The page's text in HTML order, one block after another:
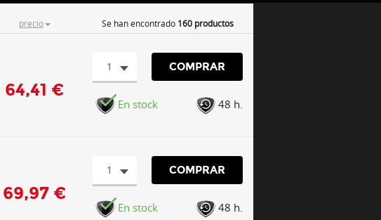
precio Se han encontrado 160 productos
64,41 €
1 COMPRAR
En stock 48 h.
69,97 €
1 COMPRAR
En stock 48 h.